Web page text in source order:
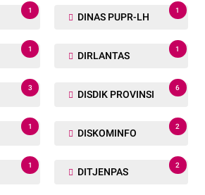
1
DINAS PUPR-LH
1
1
DIRLANTAS
1
3
DISDIK PROVINSI
6
1
DISKOMINFO
2
1
DITJENPAS
2